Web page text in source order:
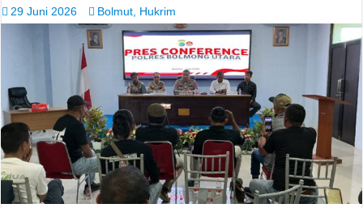
29 Juni 2026 Bolmut Hukrim